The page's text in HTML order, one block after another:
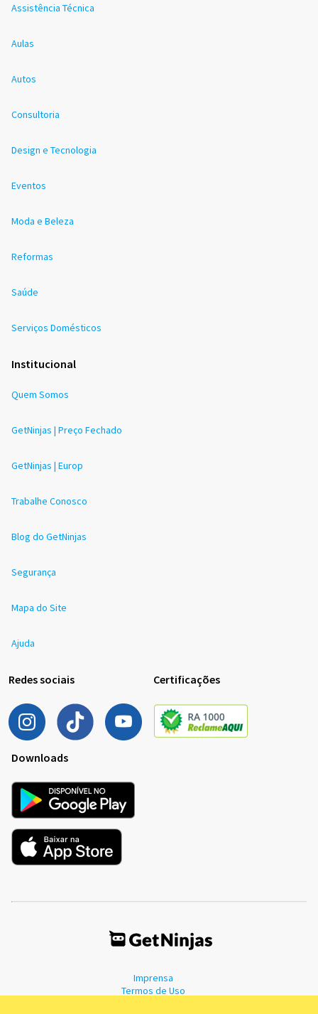
Assistência Técnica
Aulas
Autos
Consultoria
Design e Tecnologia
Eventos
Moda e Beleza
Reformas
Saúde
Serviços Domésticos
Institucional
Quem Somos
GetNinjas | Preço Fechado
GetNinjas | Europ
Trabalhe Conosco
Blog do GetNinjas
Segurança
Mapa do Site
Ajuda
Redes sociais Certificações
Downloads
Imprensa
Termos de Uso